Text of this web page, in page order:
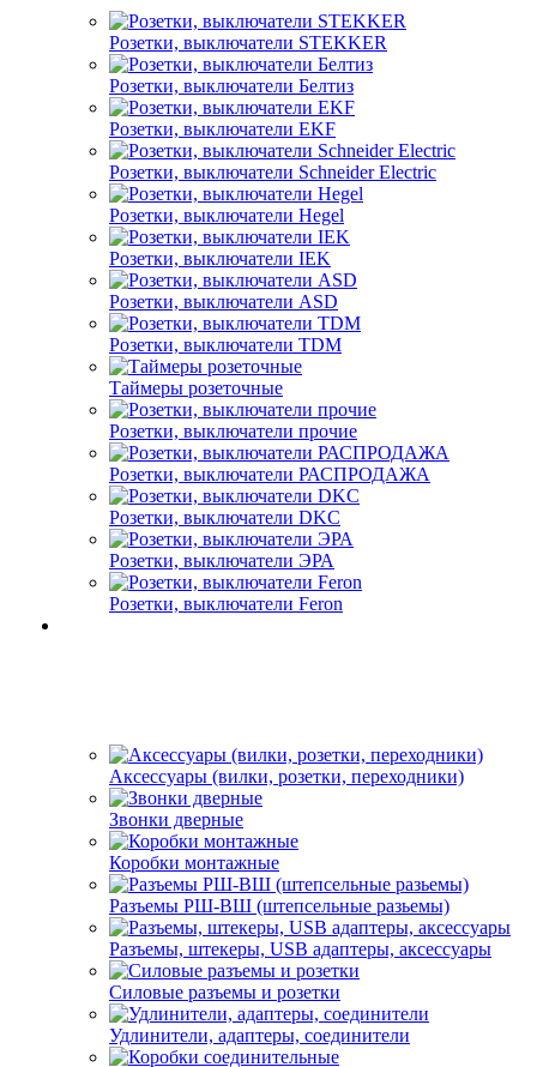
Розетки, выключатели STEKKER
Розетки, выключатели Белтиз
Розетки, выключатели EKF
Розетки, выключатели Schneider Electric
Розетки, выключатели Hegel
Розетки, выключатели IEK
Розетки, выключатели ASD
Розетки, выключатели TDM
Таймеры розеточные
Розетки, выключатели прочие
Розетки, выключатели РАСПРОДАЖА
Розетки, выключатели DKC
Розетки, выключатели ЭРА
Розетки, выключатели Feron
Аксессуары (вилки, розетки, переходники)
Звонки дверные
Коробки монтажные
Разъемы РШ-ВШ (штепсельные разьемы)
Разъемы, штекеры, USB адаптеры, аксессуары
Силовые разъемы и розетки
Удлинители, адаптеры, соединители